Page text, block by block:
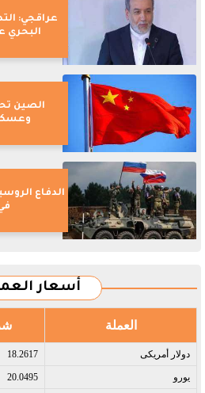
عراقجي:
البحري
الصين
وعسكرية إلى
الدفاع
أسعار
العملة
دولار أمريكى​ 18.2617
يورو​ 20.0495